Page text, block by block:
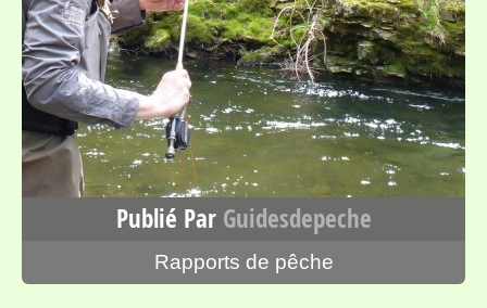
Publié Par Guidesdepeche
Rapports de pêche